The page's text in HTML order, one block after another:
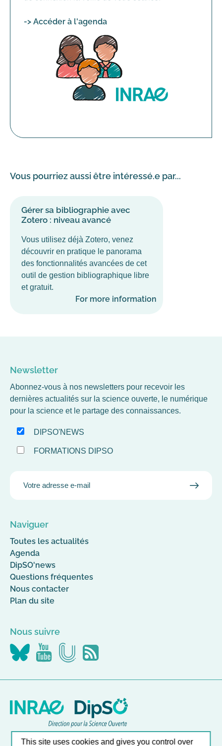
-> Accéder à l'agenda
Vous pourriez aussi être intéressé.e par...
Gérer sa bibliographie avec
Zotero : niveau avancé
Vous utilisez déjà Zotero, venez
découvrir en pratique le panorama
des fonctionnalités avancées de cet
outil de gestion bibliographique libre
et gratuit.
For more information
Newsletter
Abonnez-vous à nos newsletters pour recevoir les
dernières actualités sur la science ouverte, le numérique
pour la science et le partage des connaissances.
DIPSO'NEWS
FORMATIONS DIPSO
Naviguer
Toutes les actualités
Agenda
DipSO'news
Questions fréquentes
Nous contacter
Plan du site
Nous suivre
Nous
suivre
Nous
suivre
Nous
suivre
Flus
RSS
Nos autres sites
This site uses cookies and gives you control over